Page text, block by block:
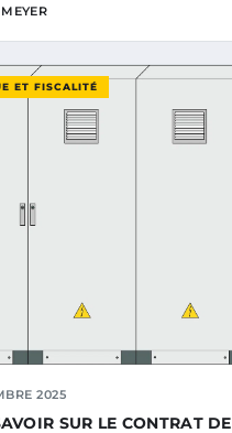
ET FISCALITÉ
2025
SUR LE CONTRAT DE